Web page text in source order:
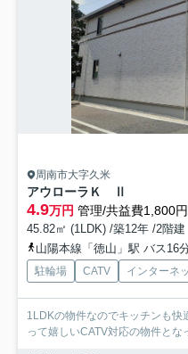
周南市大字久米
アウローラＫ Ⅱ
4.9万円 管理/共益費1,800円
45.82㎡ (1LDK) /築12年 /2階建
山陽本線「徳山」駅 バス16
駐輪場 CATV インターネ
1LDKの物件なのでキッチンも快
って嬉しいCATV対応の物件と